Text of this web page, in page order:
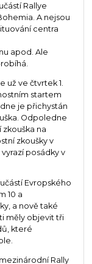
Rallye
A nejsou
centra
apod. Ale
už ve čtvrtek 1.
startem
je přichystán
Odpoledne
na
zkoušky v
posádky v
Evropského
10 a
a nově také
měly objevit tři
které
Rally